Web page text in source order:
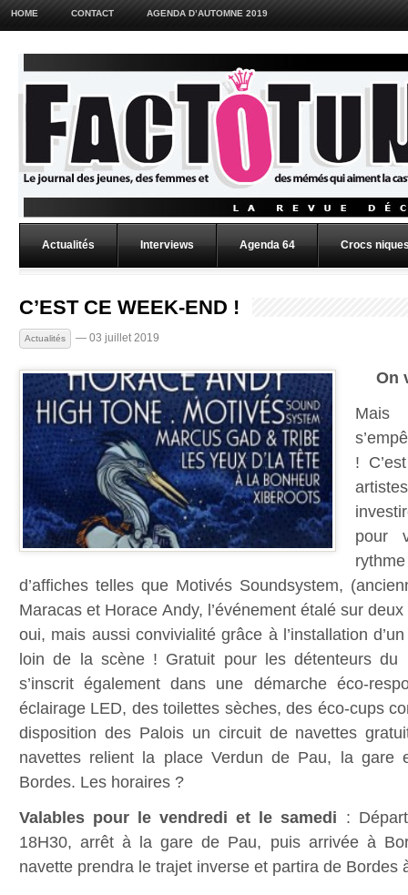
HOME CONTACT AGENDA D’AUTOMNE 2019
Actualités Interviews Agenda 64 Crocs
C’EST CE WEEK-END !
Actualités — 03 juillet 2019
On
!
pour
d’affiches telles que Motivés Soundsystem,
Maracas et Horace Andy, l’événement étalé sur
oui, mais aussi convivialité grâce à l’installation
loin de la scène ! Gratuit pour les détenteurs
s’inscrit également dans une démarche éco-
éclairage LED, des toilettes sèches, des éco-cups
disposition des Palois un circuit de navettes
navettes relient la place Verdun de Pau, la gare
Bordes. Les horaires ?
Valables pour le vendredi et le samedi :
18H30, arrêt à la gare de Pau, puis arrivée à
navette prendra le trajet inverse et partira de Bordes